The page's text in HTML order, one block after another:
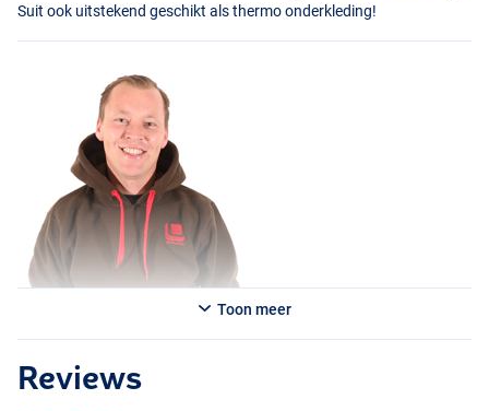
Suit ook uitstekend geschikt als thermo onderkleding!
Toon meer
Reviews